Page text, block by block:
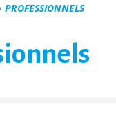
PROFESSIONNELS